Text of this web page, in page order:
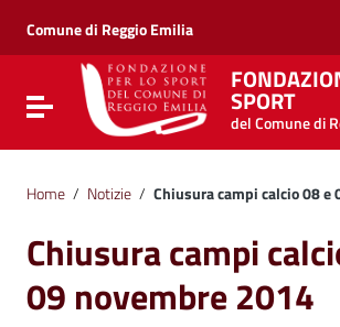
Vai al menu di navigazione
Vai al footer
Comune di Reggio Emilia
Attiva / disattiva la navigazione
SPORT
del Comune di
Home / Notizie / Chiusura campi calcio 08 e
Chiusura campi
09 novembre 2014